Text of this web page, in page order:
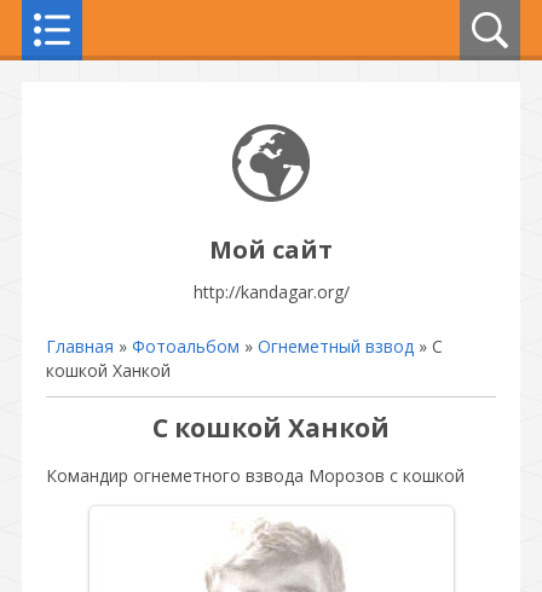
Мой сайт
http://kandagar.org/
Главная » Фотоальбом » Огнеметный взвод » С
кошкой Ханкой
С кошкой Ханкой
Командир огнеметного взвода Морозов с кошкой